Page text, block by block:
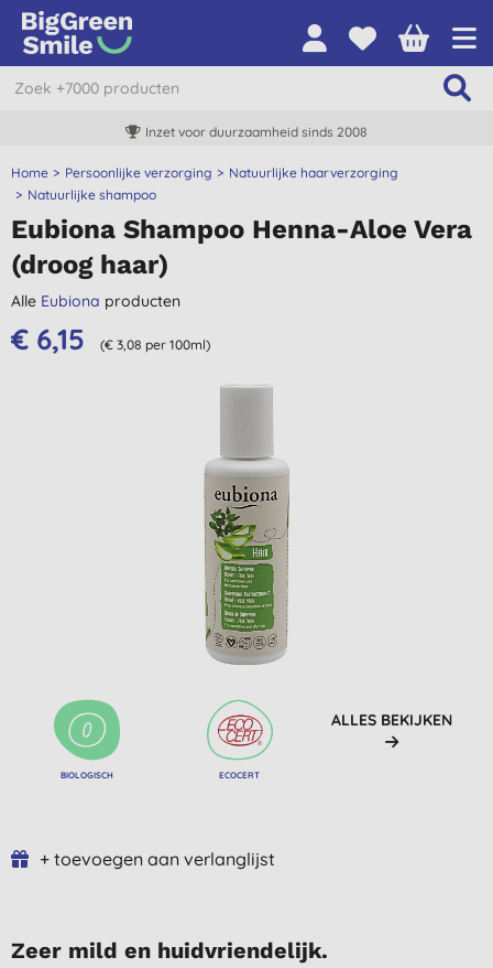
Inzet voor duurzaamheid sinds 2008
Home Persoonlijke verzorging
Natuurlijke haarverzorging
Natuurlijke shampoo
Eubiona Shampoo Henna-Aloe Vera
(droog haar)
Alle Eubiona producten
€ 6,15 (€ 3,08 per 100ml)
BIOLOGISCH ECOCERT
ALLES BEKIJKEN
+ toevoegen aan verlanglijst
Zeer mild en huidvriendelijk.